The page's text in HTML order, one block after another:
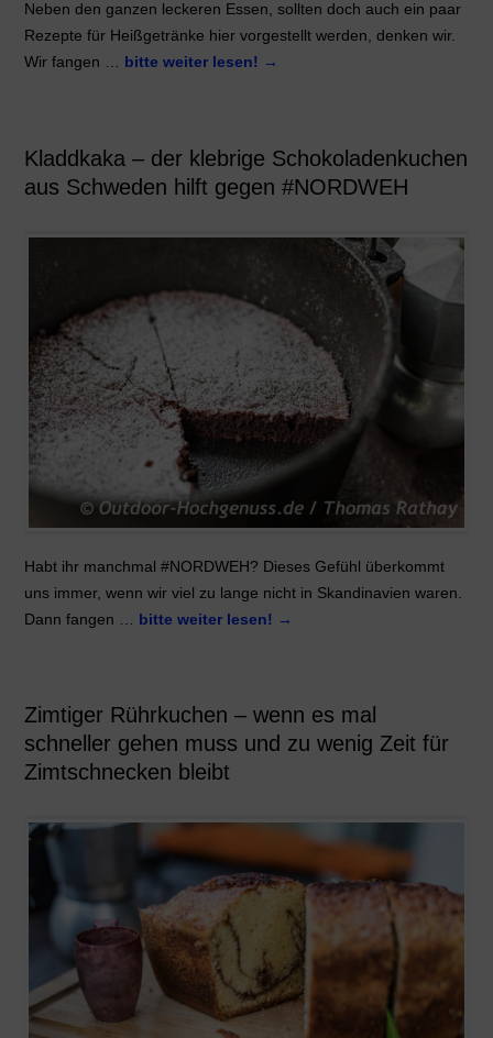
Neben den ganzen leckeren Essen, sollten doch auch ein paar
Rezepte für Heißgetränke hier vorgestellt werden, denken wir.
Wir fangen … bitte weiter lesen! →
Kladdkaka – der klebrige Schokoladenkuchen
aus Schweden hilft gegen #NORDWEH
Habt ihr manchmal #NORDWEH? Dieses Gefühl überkommt
uns immer, wenn wir viel zu lange nicht in Skandinavien waren.
Dann fangen … bitte weiter lesen! →
Zimtiger Rührkuchen – wenn es mal
schneller gehen muss und zu wenig Zeit für
Zimtschnecken bleibt